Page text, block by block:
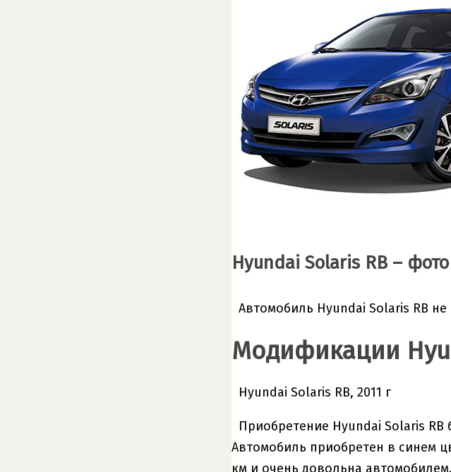
Hyundai Solaris RB – фото
Автомобиль Hyundai Solaris RB
Модификации
Hyundai Solaris RB, 2011 г
Приобретение Hyundai Solaris
Автомобиль приобретен в синем
км и очень довольна